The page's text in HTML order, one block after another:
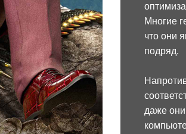
Многие
что они
подряд.
даже